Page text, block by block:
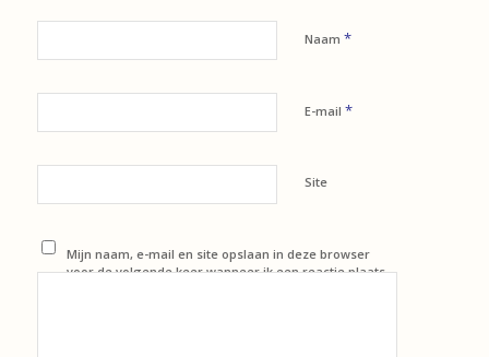
Naam *
E-mail *
Site
Mijn naam, e-mail en site opslaan in deze browser
voor de volgende keer wanneer ik een reactie plaats.